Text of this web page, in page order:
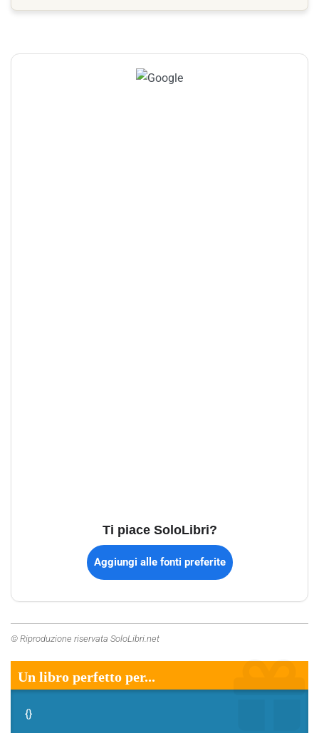
Ti piace SoloLibri?
Aggiungi alle fonti preferite
© Riproduzione riservata SoloLibri.net
Un libro perfetto per...
{}